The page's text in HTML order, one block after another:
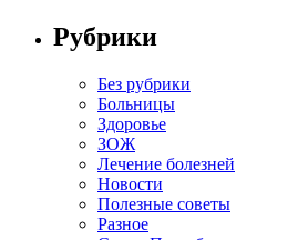
Рубрики
Без рубрики
Больницы
Здоровье
ЗОЖ
Лечение болезней
Новости
Полезные советы
Разное